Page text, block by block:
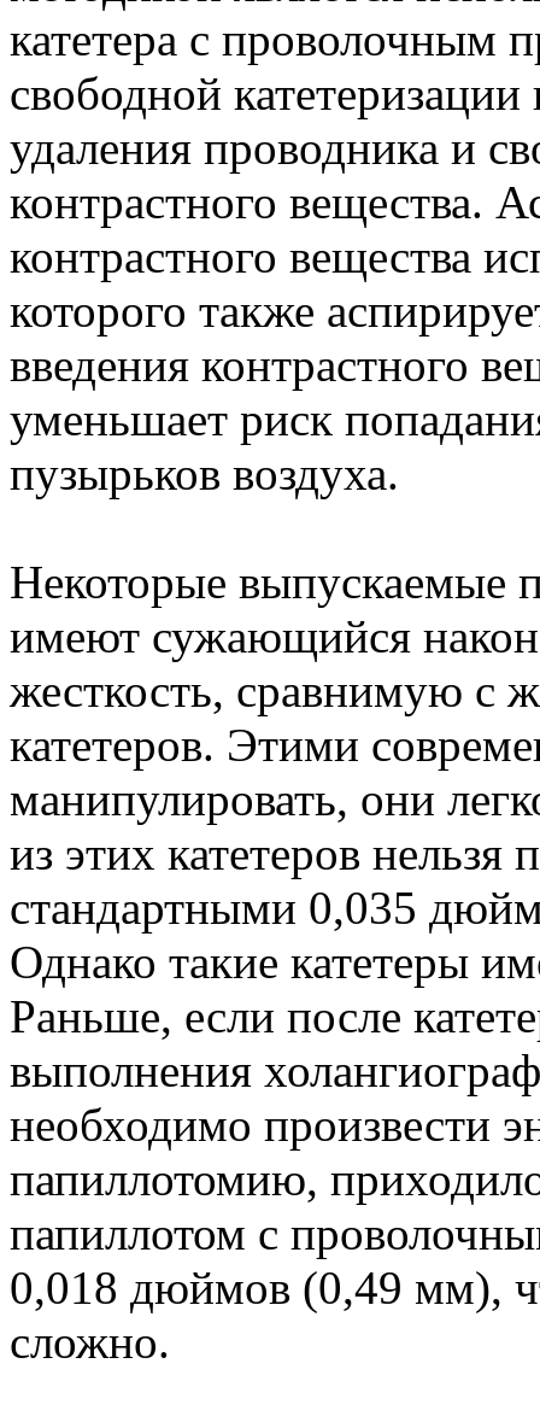
катетера с проволочным
свободной
удаления проводника и
контрастного вещества.
контрастного вещества
которого также
введения контрастного
уменьшает риск
пузырьков воздуха.
Некоторые выпускаемые
имеют сужающийся
жесткость, сравнимую с
катетеров. Этими
манипулировать, они
из этих катетеров нельзя
стандартными 0,035
Однако такие катетеры
Раньше, если после
выполнения
необходимо произвести
папиллотомию,
папиллотом с
0,018 дюймов (0,49 мм),
сложно.